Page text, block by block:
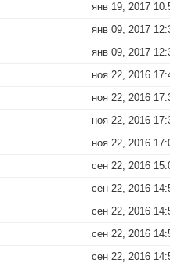
янв 19, 2017
янв 09, 2017
янв 09, 2017
ноя 22, 2016
ноя 22, 2016
ноя 22, 2016
ноя 22, 2016
сен 22, 2016
сен 22, 2016
сен 22, 2016
сен 22, 2016
сен 22, 2016